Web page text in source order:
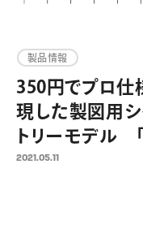
製品情報
350円でプロ仕
現した製図用
トリーモデル
METAL350（ピ
2021.05.11